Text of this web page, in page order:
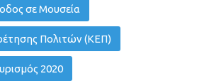
σε Μουσεία
Πολιτών (ΚΕΠ)
2020